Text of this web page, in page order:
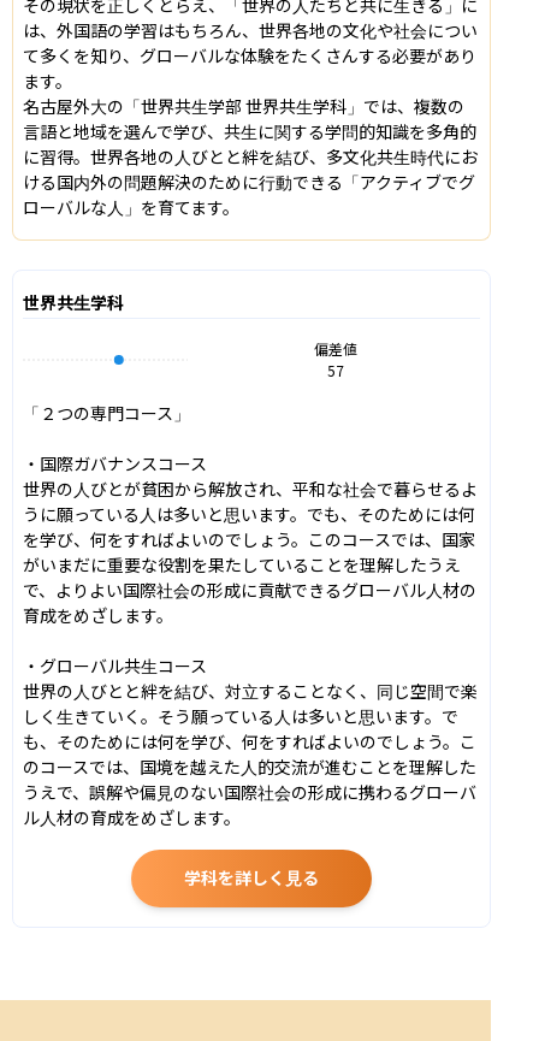
は、外国語の学習はもちろん、世界各地の文化や社会につい
て多くを知り、グローバルな体験をたくさんする必要があり
ます。
名古屋外大の「世界共生学部 世界共生学科」では、複数の
言語と地域を選んで学び、共生に関する学問的知識を多角的
に習得。世界各地の人びとと絆を結び、多文化共生時代にお
ける国内外の問題解決のために行動できる「アクティブでグ
ローバルな人」を育てます。
世界共生学科
偏差値
57
「２つの専門コース」
・国際ガバナンスコース
世界の人びとが貧困から解放され、平和な社会で暮らせるよ
うに願っている人は多いと思います。でも、そのためには何
を学び、何をすればよいのでしょう。このコースでは、国家
がいまだに重要な役割を果たしていることを理解したうえ
で、よりよい国際社会の形成に貢献できるグローバル人材の
育成をめざします。
・グローバル共生コース
世界の人びとと絆を結び、対立することなく、同じ空間で楽
しく生きていく。そう願っている人は多いと思います。で
も、そのためには何を学び、何をすればよいのでしょう。こ
のコースでは、国境を越えた人的交流が進むことを理解した
うえで、誤解や偏見のない国際社会の形成に携わるグローバ
ル人材の育成をめざします。
学科を詳しく見る